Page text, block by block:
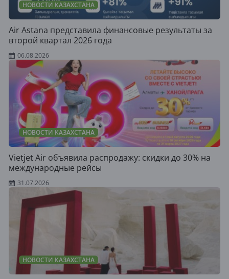
НОВОСТИ КАЗАХСТАНА
Air Astana представила финансовые результаты за
второй квартал 2026 года
06.08.2026
НОВОСТИ КАЗАХСТАНА
Vietjet Air объявила распродажу: скидки до 30% на
международные рейсы
31.07.2026
НОВОСТИ КАЗАХСТАНА